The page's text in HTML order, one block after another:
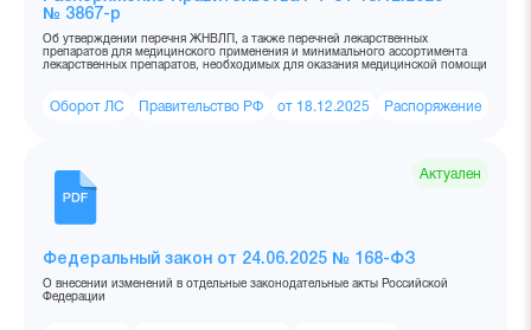
№ 3867-р
Об утверждении перечня ЖНВЛП, а также перечней лекарственных
препаратов для медицинского применения и минимального ассортимента
лекарственных препаратов, необходимых для оказания медицинской помощи
Оборот ЛС Правительство РФ от 18.12.2025 Распоряжение
Актуален
Федеральный закон от 24.06.2025 № 168-ФЗ
О внесении изменений в отдельные законодательные акты Российской
Федерации